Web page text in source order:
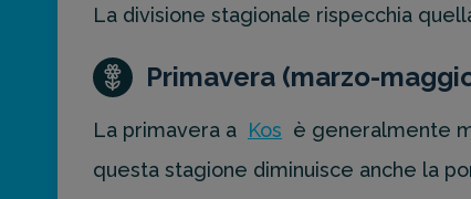
La divisione stagionale rispecchia
Primavera (marzo-
La primavera a Kos è generalmente
questa stagione diminuisce anche la